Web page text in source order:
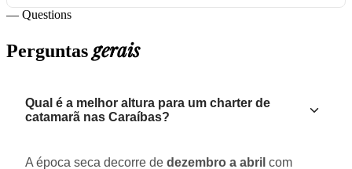
— Questions
Perguntasgerais
Qual é a melhor altura para um charter de
catamarã nas Caraíbas?
A época seca decorre de dezembro a abril com